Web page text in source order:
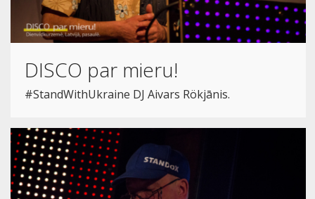
DISCO par mieru!
#StandWithUkraine DJ Aivars Rökjānis.